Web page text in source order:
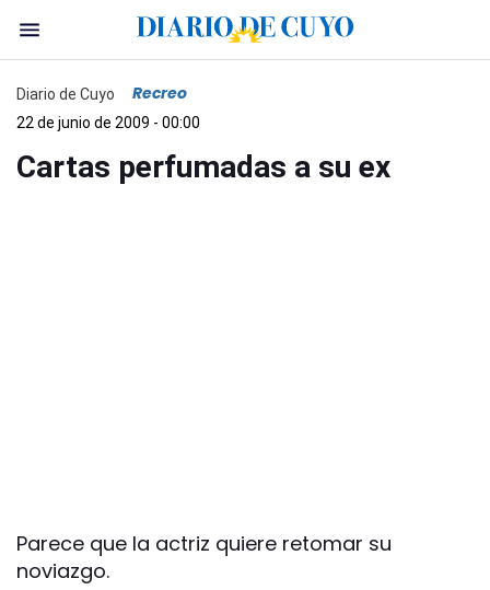
Diario de Cuyo Recreo
22 de junio de 2009 - 00:00
Cartas perfumadas a su ex
Parece que la actriz quiere retomar su
noviazgo.